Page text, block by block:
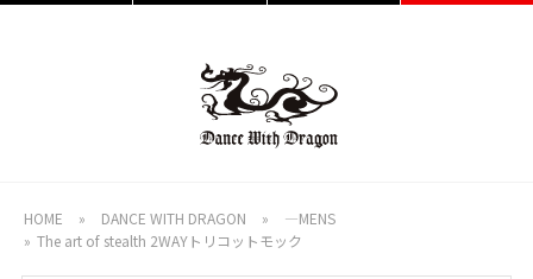
HOME » DANCE WITH DRAGON »
―MENS
» The art of stealth 2WAYトリコットモック